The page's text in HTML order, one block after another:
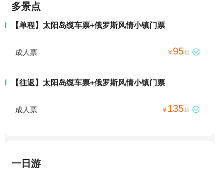
多景点
【单程】太阳岛缆车票+俄罗斯风情小镇门票
成人票 ¥ 95起 
【往返】太阳岛缆车票+俄罗斯风情小镇门票
成人票 ¥ 135起 
一日游